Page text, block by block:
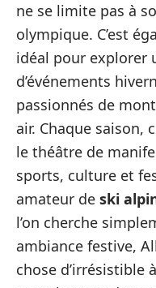
ne se limite pas à
olympique. C’est
idéal pour explorer
d’événements
passionnés de
air. Chaque saison,
le théâtre de
sports, culture et
amateur de ski
l’on cherche
ambiance festive,
chose d’irrésistible